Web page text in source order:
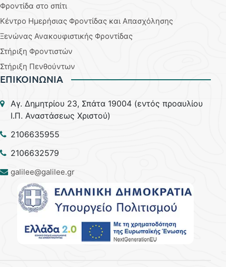
Φροντίδα στο σπίτι
Κέντρο Ημερήσιας Φροντίδας και Απασχόλησης
Ξενώνας Ανακουφιστικής Φροντίδας
Στήριξη Φροντιστών
Στήριξη Πενθούντων
ΕΠΙΚΟΙΝΩΝΙΑ
Aγ. Δημητρίου 23, Σπάτα 19004 (εντός προαυλίου
Ι.Π. Αναστάσεως Χριστού)
2106635955
2106632579
galilee@galilee.gr